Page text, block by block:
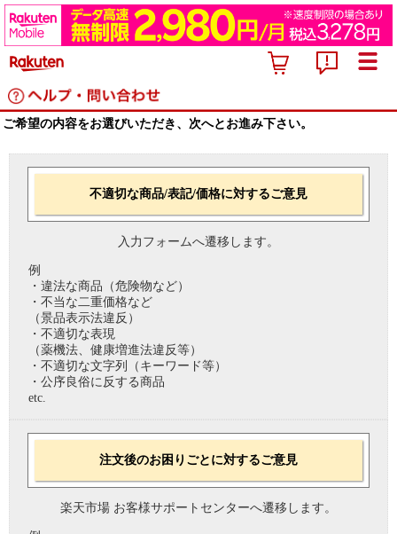
ご希望の内容をお選びいただき、次へとお進み下さい。
不適切な商品/表記/価格に対するご意見
入力フォームへ遷移します。
例
・違法な商品（危険物など）
・不当な二重価格など
（景品表示法違反）
・不適切な表現
（薬機法、健康増進法違反等）
・不適切な文字列（キーワード等）
・公序良俗に反する商品
etc.
注文後のお困りごとに対するご意見
楽天市場 お客様サポートセンターへ遷移します。